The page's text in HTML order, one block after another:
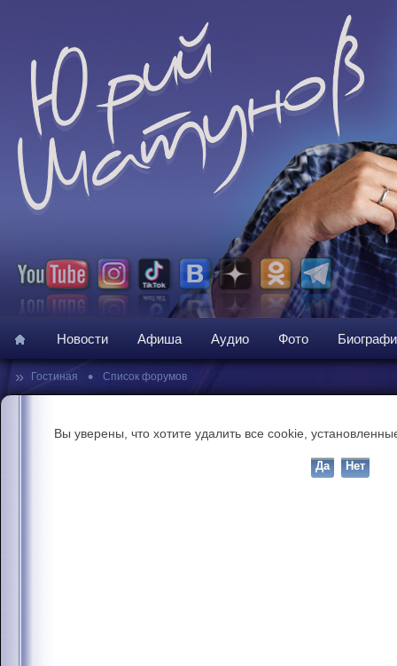
Новости Афиша Аудио Фото
» Гостиная • Список форумов
Вы уверены, что хотите удалить все cookie,